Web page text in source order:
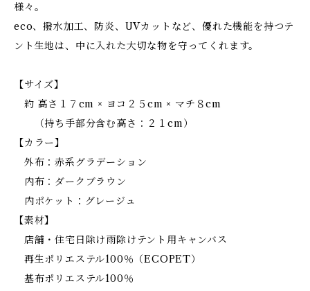
様々。
eco、撥水加工、防炎、UVカットなど、優れた機能を持つテ
ント生地は、中に入れた大切な物を守ってくれます。
【サイズ】
約 高さ１７cm × ヨコ２５cm × マチ８cm
（持ち手部分含む高さ：２１cm）
【カラー】
外布：赤系グラデーション
内布：ダークブラウン
内ポケット：グレージュ
【素材】
店舗・住宅日除け雨除けテント用キャンバス
再生ポリエステル100％（ECOPET）
基布ポリエステル100％